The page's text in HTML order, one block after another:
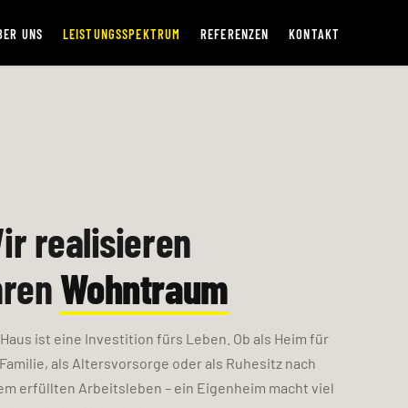
UNS LEISTUNGSSPEKTRUM REFERENZEN KONTAKT
realisieren
Wohntraum
ist eine Investition fürs Leben. Ob als Heim für
als Altersvorsorge oder als Ruhesitz nach
erfüllten Arbeitsleben – ein Eigenheim macht viel